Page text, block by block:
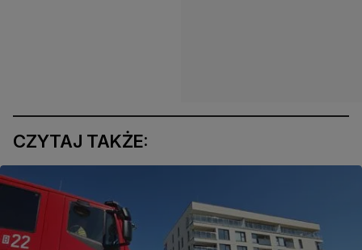
CZYTAJ TAKŻE: